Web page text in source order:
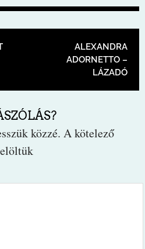
ALEXANDRA
ADORNETTO –
LÁZADÓ
közzé. A kötelező